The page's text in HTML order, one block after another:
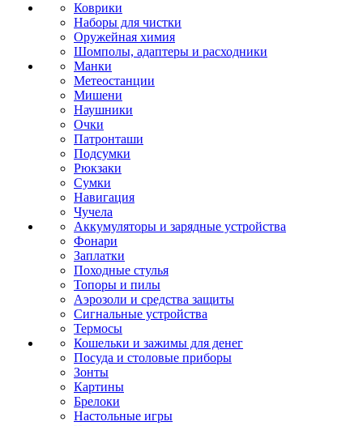
Коврики
Наборы для чистки
Оружейная химия
Шомполы, адаптеры и расходники
Манки
Метеостанции
Мишени
Наушники
Очки
Патронташи
Подсумки
Рюкзаки
Сумки
Навигация
Чучела
Аккумуляторы и зарядные устройства
Фонари
Заплатки
Походные стулья
Топоры и пилы
Аэрозоли и средства защиты
Сигнальные устройства
Термосы
Кошельки и зажимы для денег
Посуда и столовые приборы
Зонты
Картины
Брелоки
Настольные игры